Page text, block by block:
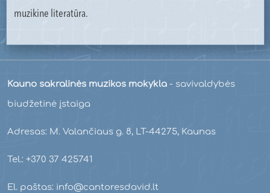
muzikine literatūra.
Kauno sakralinės muzikos mokykla - savivaldybės
biudžetinė įstaiga
Adresas: M. Valančiaus g. 8, LT-44275, Kaunas
Tel.: +370 37 425741
El. paštas: info@cantoresdavid.lt